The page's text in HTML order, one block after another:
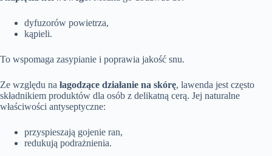
dyfuzorów powietrza,
kąpieli.
To wspomaga zasypianie i poprawia jakość snu.
Ze względu na łagodzące działanie na skórę, lawenda jest często
składnikiem produktów dla osób z delikatną cerą. Jej naturalne
właściwości antyseptyczne:
przyspieszają gojenie ran,
redukują podrażnienia.